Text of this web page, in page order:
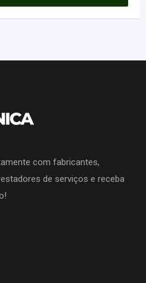
com fabricantes,
de serviços e receba